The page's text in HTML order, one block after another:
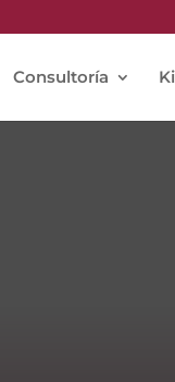
Consultoría